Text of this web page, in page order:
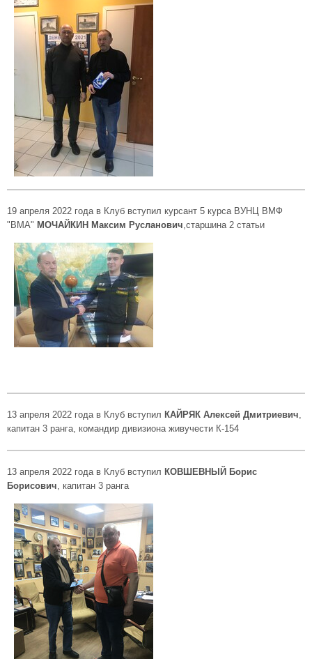
19 апреля 2022 года в Клуб вступил курсант 5 курса ВУНЦ ВМФ
"ВМА" МОЧАЙКИН Максим Русланович ,старшина 2 статьи
13 апреля 2022 года в Клуб вступил КАЙРЯК Алексей Дмитриевич
капитан 3 ранга, командир дивизиона живучести К-154
13 апреля 2022 года в Клуб вступил КОВШЕВНЫЙ Борис
Борисович , капитан 3 ранга